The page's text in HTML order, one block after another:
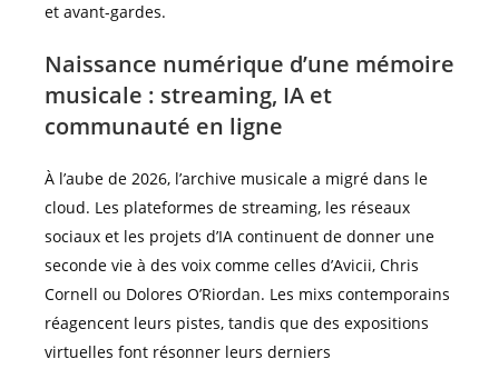
et avant-gardes.
Naissance numérique d’une mémoire
musicale : streaming, IA et
communauté en ligne
À l’aube de 2026, l’archive musicale a migré dans le
cloud. Les plateformes de streaming, les réseaux
sociaux et les projets d’IA continuent de donner une
seconde vie à des voix comme celles d’Avicii, Chris
Cornell ou Dolores O’Riordan. Les mixs contemporains
réagencent leurs pistes, tandis que des expositions
virtuelles font résonner leurs derniers